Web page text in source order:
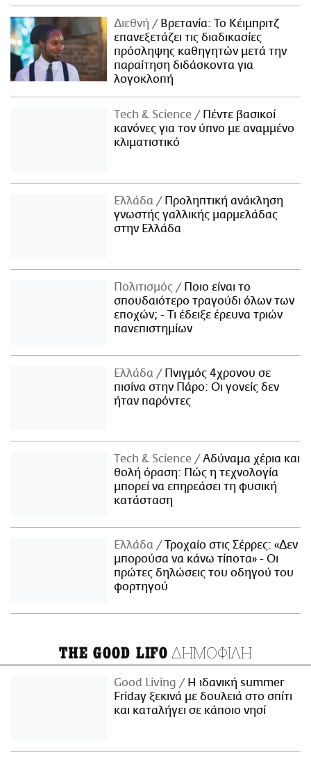
Διεθνή
Βρετανία: Το Κέιμπριτζ
επανεξετάζει τις διαδικασίες
πρόσληψης καθηγητών μετά την
παραίτηση διδάσκοντα για
λογοκλοπή
Τech & Science
Πέντε βασικοί
κανόνες για τον ύπνο με αναμμένο
κλιματιστικό
Ελλάδα
Προληπτική ανάκληση
γνωστής γαλλικής μαρμελάδας
στην Ελλάδα
Πολιτισμός
Ποιο είναι το
σπουδαιότερο τραγούδι όλων των
εποχών; - Τι έδειξε έρευνα τριών
πανεπιστημίων
Ελλάδα
Πνιγμός 4χρονου σε
πισίνα στην Πάρο: Οι γονείς δεν
ήταν παρόντες
Τech & Science
Αδύναμα χέρια και
θολή όραση: Πώς η τεχνολογία
μπορεί να επηρεάσει τη φυσική
κατάσταση
Ελλάδα
Τροχαίο στις Σέρρες: «Δεν
μπορούσα να κάνω τίποτα» - Οι
πρώτες δηλώσεις του οδηγού του
φορτηγού
THE GOOD LIFO ΔΗΜΟΦΙΛΗ
Good Living
Η ιδανική summer
Friday ξεκινά με δουλειά στο σπίτι
και καταλήγει σε κάποιο νησί